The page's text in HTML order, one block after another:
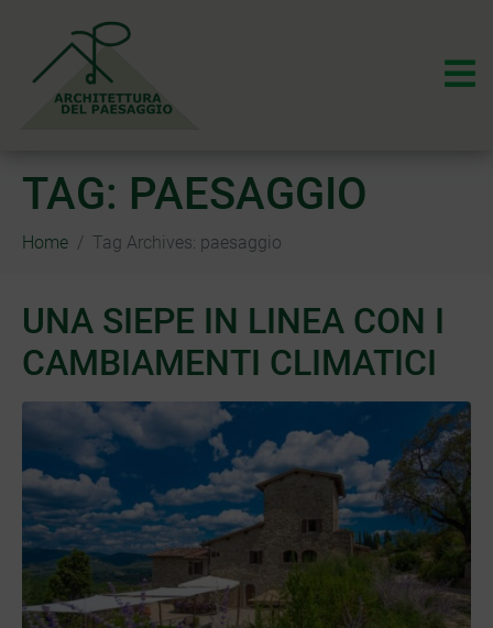
TAG: PAESAGGIO
Home Tag Archives: paesaggio
UNA SIEPE IN LINEA CON I
CAMBIAMENTI CLIMATICI